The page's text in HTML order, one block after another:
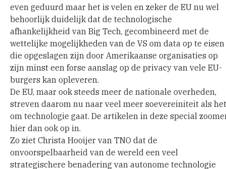
even geduurd maar het is velen en zeker de EU nu wel
behoorlijk duidelijk dat de technologische
afhankelijkheid van Big Tech, gecombineerd met de
wettelijke mogelijkheden van de VS om data op te eisen
die opgeslagen zijn door Amerikaanse organisaties op
zijn minst een forse aanslag op de privacy van vele EU-
burgers kan opleveren.
De EU, maar ook steeds meer de nationale overheden,
streven daarom nu naar veel meer soevereiniteit als het
om technologie gaat. De artikelen in deze special
hier dan ook op in.
Zo ziet Christa Hooijer van TNO dat de
onvoorspelbaarheid van de wereld een veel
strategischere benadering van autonome technologie